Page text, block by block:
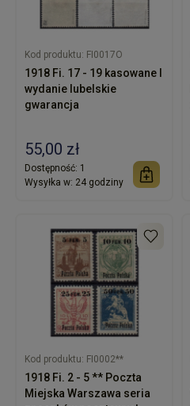
Kod produktu: FI0017O
1918 Fi. 17 - 19 kasowane I
wydanie lubelskie
gwarancja
55,00 zł
Dostępność: 1
Wysyłka w: 24 godziny
Kod produktu: FI0002**
1918 Fi. 2 - 5 ** Poczta
Miejska Warszawa seria